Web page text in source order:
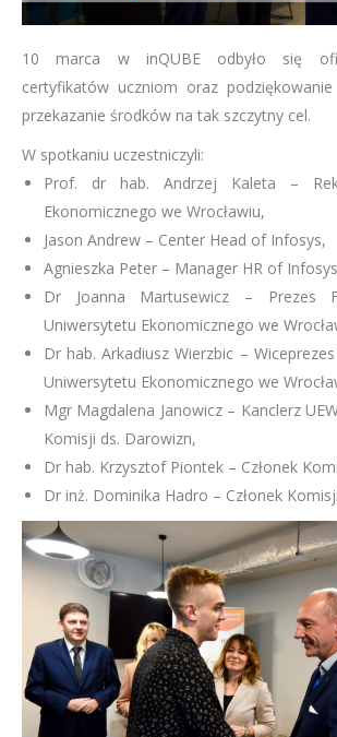
10 marca w inQUBE odbyło się
certyfikatów uczniom oraz
przekazanie środków na tak szczytny cel.
W spotkaniu uczestniczyli:
Prof. dr hab. Andrzej Kaleta –
Ekonomicznego we Wrocławiu,
Jason Andrew – Center Head of Infosys,
Agnieszka Peter – Manager HR of
Dr Joanna Martusewicz – Prezes
Uniwersytetu Ekonomicznego we
Dr hab. Arkadiusz Wierzbic –
Uniwersytetu Ekonomicznego we
Mgr Magdalena Janowicz – Kanclerz
Komisji ds. Darowizn,
Dr hab. Krzysztof Piontek – Członek
Dr inż. Dominika Hadro – Członek